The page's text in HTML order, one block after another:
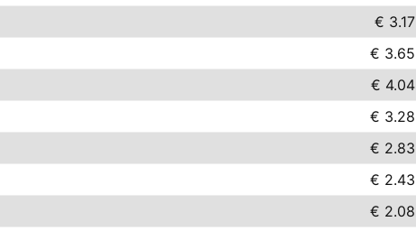
€ 3.17
€ 3.65
€ 4.04
€ 3.28
€ 2.83
€ 2.43
€ 2.08